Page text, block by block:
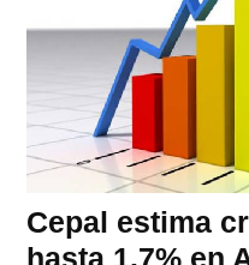
Cepal estima
hasta 1.7% en